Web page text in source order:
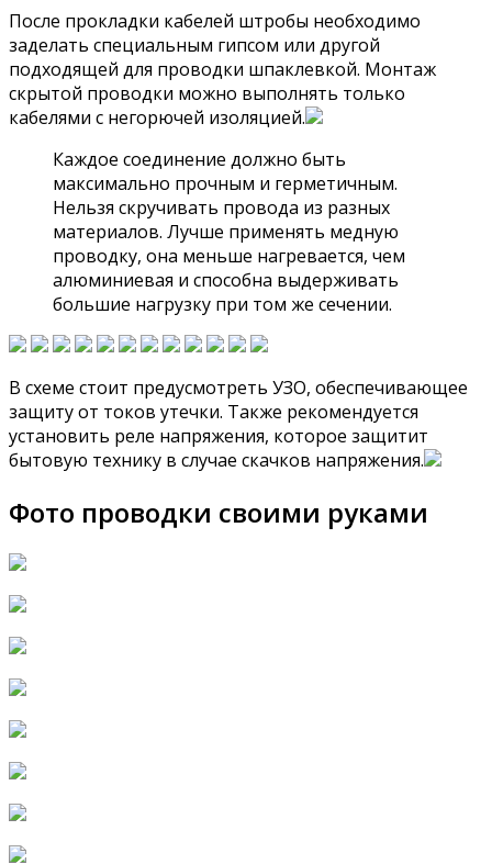
После прокладки кабелей штробы необходимо
заделать специальным гипсом или другой
подходящей для проводки шпаклевкой. Монтаж
скрытой проводки можно выполнять только
кабелями с негорючей изоляцией.
Каждое соединение должно быть
максимально прочным и герметичным.
Нельзя скручивать провода из разных
материалов. Лучше применять медную
проводку, она меньше нагревается, чем
алюминиевая и способна выдерживать
большие нагрузку при том же сечении.
В схеме стоит предусмотреть УЗО, обеспечивающее
защиту от токов утечки. Также рекомендуется
установить реле напряжения, которое защитит
бытовую технику в случае скачков напряжения.
Фото проводки своими руками